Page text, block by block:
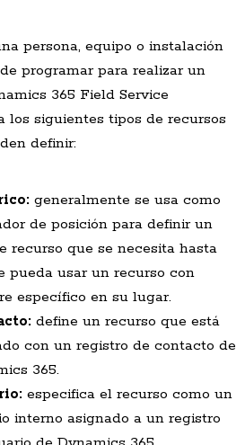
persona, equipo o instalación
programar para realizar un
365 Field Service
los siguientes tipos de recursos
definir:
generalmente se usa como
de posición para definir un
recurso que se necesita hasta
pueda usar un recurso con
específico en su lugar.
define un recurso que está
con un registro de contacto de
365.
especifica el recurso como un
interno asignado a un registro